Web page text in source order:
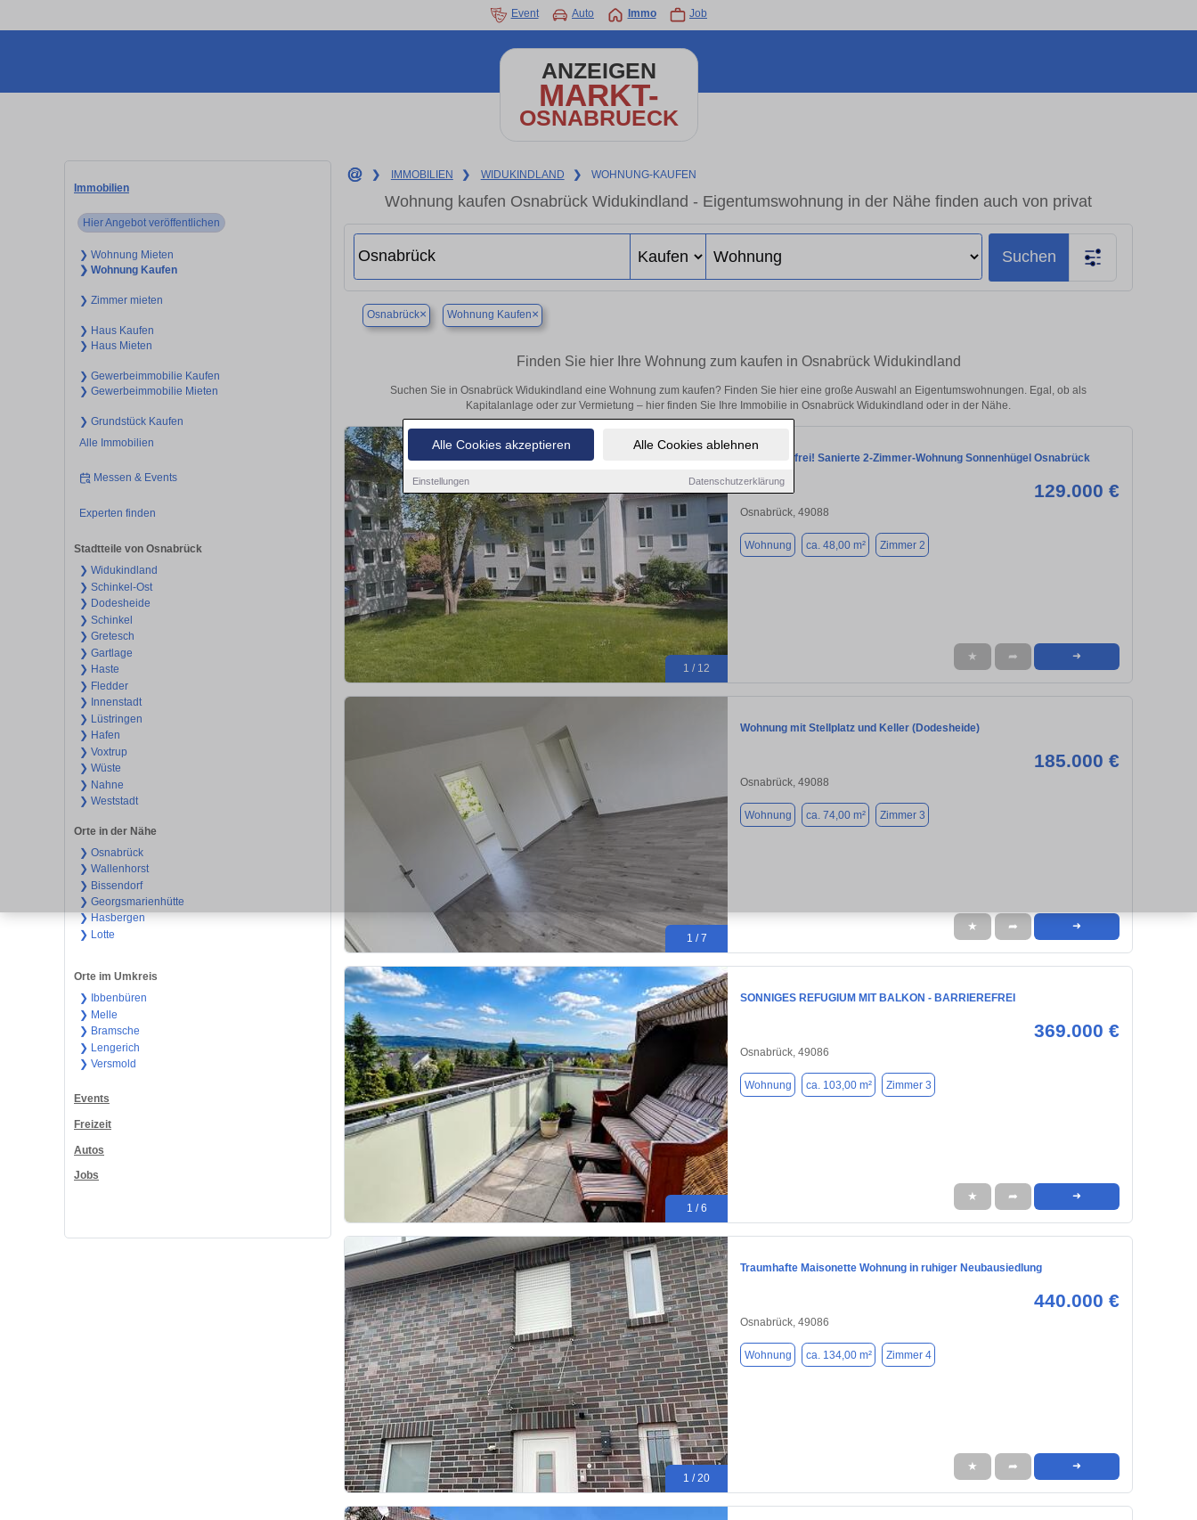
Alle Cookies akzeptieren Alle Cookies ablehnen
Einstellungen Datenschutzerklärung
Event Auto Immo Job
ANZEIGEN
MARKT-
OSNABRUECK
Immobilien
Hier Angebot veröffentlichen
❯ Wohnung Mieten
❯ Wohnung Kaufen
❯ Zimmer mieten
❯ Haus Kaufen
❯ Haus Mieten
❯ Gewerbeimmobilie Kaufen
❯ Gewerbeimmobilie Mieten
❯ Grundstück Kaufen
Alle Immobilien
Messen & Events
Experten finden
Stadtteile von Osnabrück
❯ Widukindland
❯ Schinkel-Ost
❯ Dodesheide
❯ Schinkel
❯ Gretesch
❯ Gartlage
❯ Haste
❯ Fledder
❯ Innenstadt
❯ Lüstringen
❯ Hafen
❯ Voxtrup
❯ Wüste
❯ Nahne
❯ Weststadt
Orte in der Nähe
❯ Osnabrück
❯ Wallenhorst
❯ Bissendorf
❯ Georgsmarienhütte
❯ Hasbergen
❯ Lotte
Orte im Umkreis
❯ Ibbenbüren
❯ Melle
❯ Bramsche
❯ Lengerich
❯ Versmold
Events
Freizeit
Autos
Jobs
❯ IMMOBILIEN ❯ WIDUKINDLAND ❯ WOHNUNG-KAUFEN
Wohnung kaufen Osnabrück Widukindland - Eigentumswohnung in der Nähe finden auch von privat
Suchen
Osnabrück× Wohnung Kaufen×
Finden Sie hier Ihre Wohnung zum kaufen in Osnabrück Widukindland
Suchen Sie in Osnabrück Widukindland eine Wohnung zum kaufen? Finden Sie hier eine große Auswahl an Eigentumswohnungen. Egal, ob als
Kapitalanlage oder zur Vermietung – hier finden Sie Ihre Immobilie in Osnabrück Widukindland oder in der Nähe.
1 / 12
Provisionsfrei! Sanierte 2-Zimmer-Wohnung Sonnenhügel Osnabrück
129.000 €
Osnabrück, 49088
Wohnung ca. 48,00 m² Zimmer 2
★ ➦ ➜
1 / 7
Wohnung mit Stellplatz und Keller (Dodesheide)
185.000 €
Osnabrück, 49088
Wohnung ca. 74,00 m² Zimmer 3
★ ➦ ➜
1 / 6
SONNIGES REFUGIUM MIT BALKON - BARRIEREFREI
369.000 €
Osnabrück, 49086
Wohnung ca. 103,00 m² Zimmer 3
★ ➦ ➜
1 / 20
Traumhafte Maisonette Wohnung in ruhiger Neubausiedlung
440.000 €
Osnabrück, 49086
Wohnung ca. 134,00 m² Zimmer 4
★ ➦ ➜